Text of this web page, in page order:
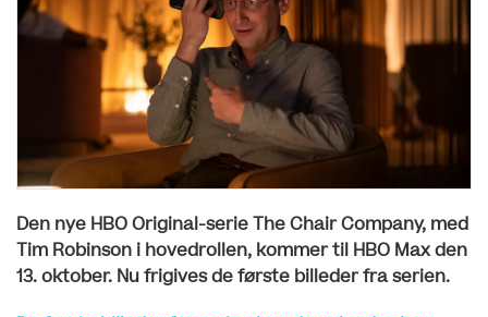
Den nye HBO Original-serie The Chair Company, med
Tim Robinson i hovedrollen, kommer til HBO Max den
13. oktober. Nu frigives de første billeder fra serien.